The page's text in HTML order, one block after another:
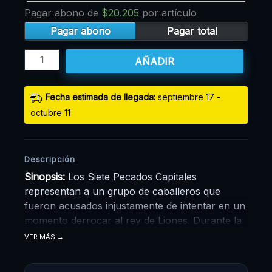
Pagar abono de $20.205 por artículo
Pagar abono
Pagar total
AÑADIR
Fecha estimada de llegada: septiembre 17 -
octubre 11
Descripción
Sinopsis: Los Siete Pecados Capitales
representan a un grupo de caballeros que
fueron acusados injustamente de intentar en un
momento derrocar al rey de Liones. Durante la
revuelta, lograron ser derrotados por los
Una década después, los mismos caballeros
VER MÁS